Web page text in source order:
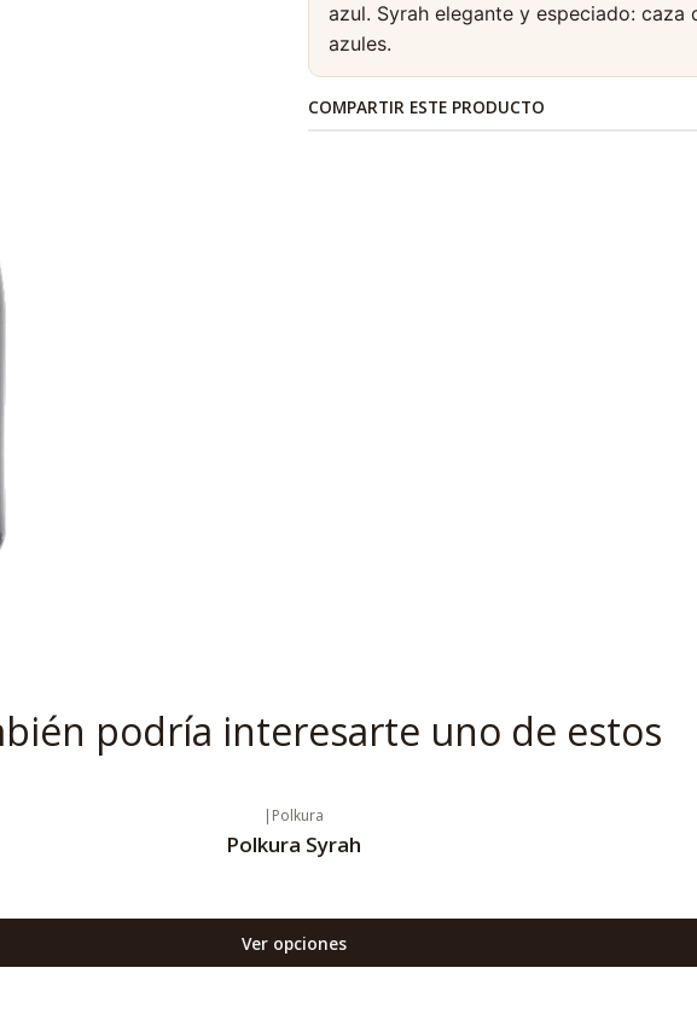
azul. Syrah elegante y especiado: caza
azules.
COMPARTIR ESTE PRODUCTO
podría interesarte uno de estos
| Polkura
Polkura Syrah
Ver opciones